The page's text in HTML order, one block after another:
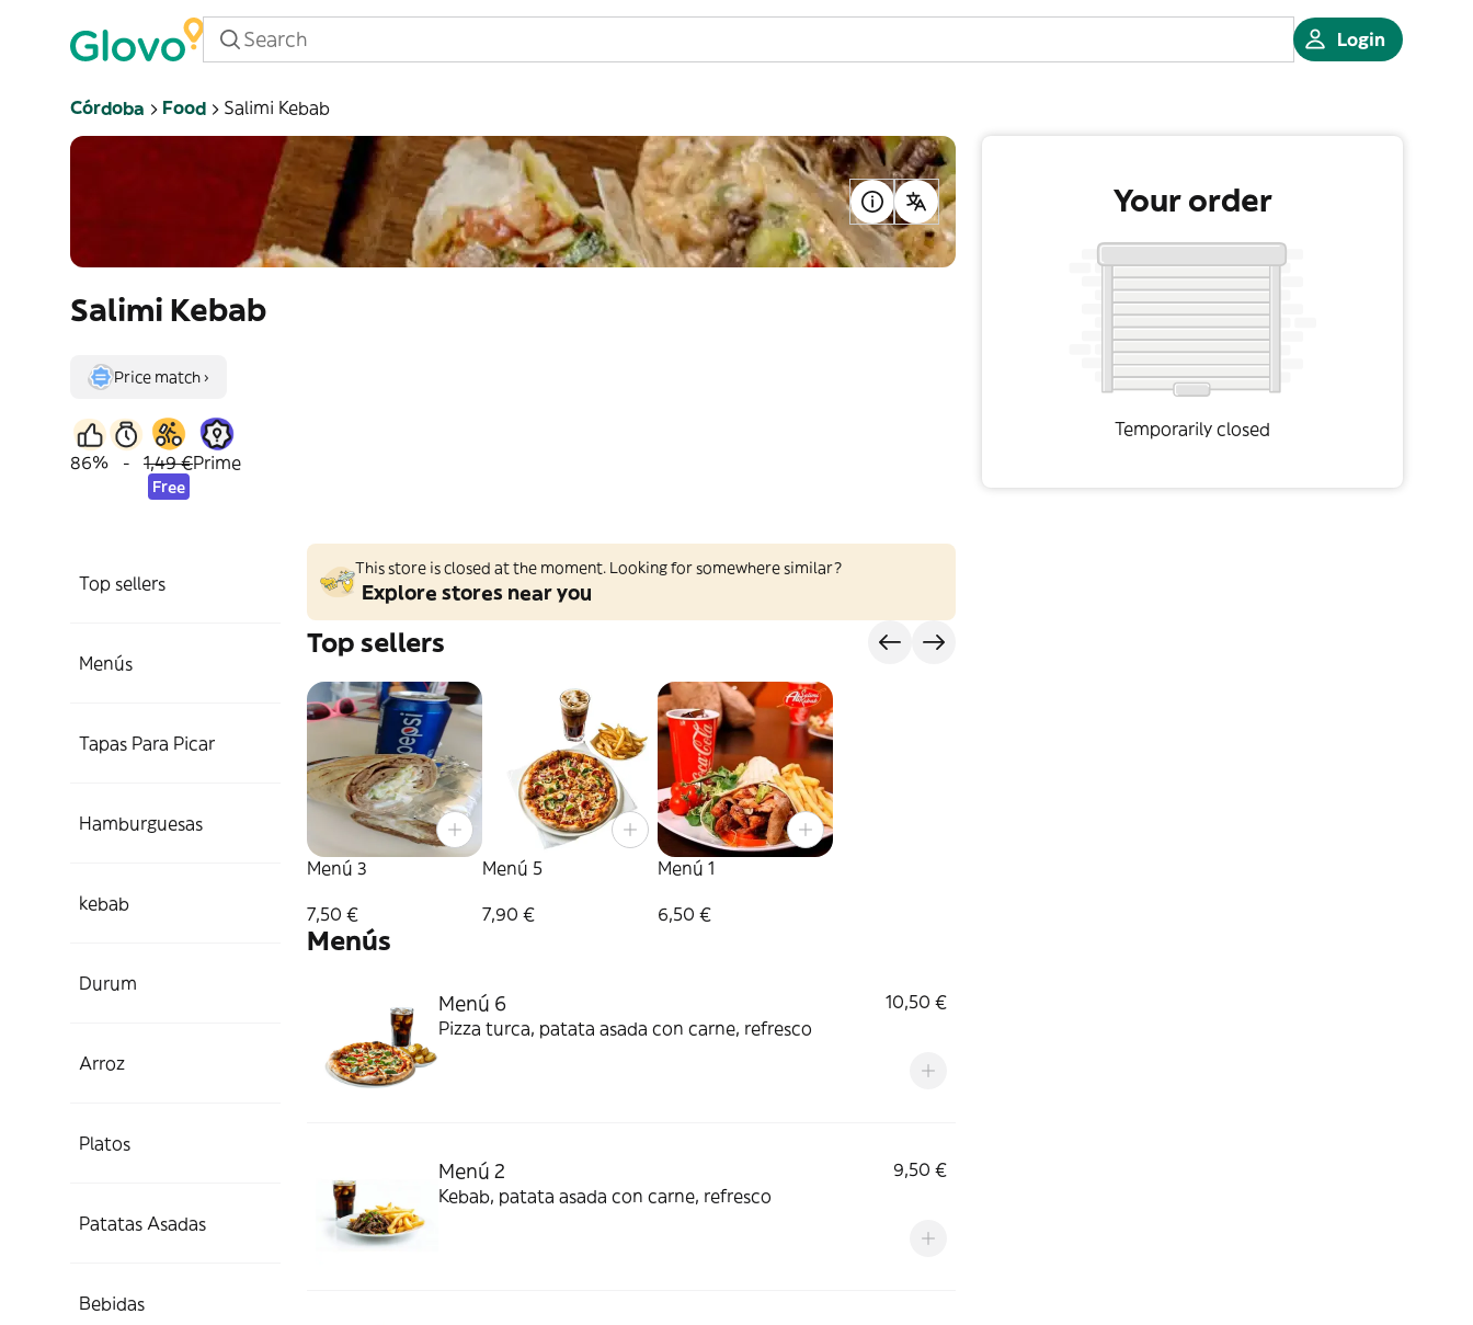
Login
Córdoba Food Salimi Kebab
Salimi Kebab
Price match ›
86% - 1,49 €
Free
Prime
Top sellers
Menús
Tapas Para Picar
Hamburguesas
kebab
Durum
Arroz
Platos
Patatas Asadas
Bebidas
This store is closed at the moment. Looking for somewhere similar?
Explore stores near you
Top sellers
Menú 3
7,50 €
Menú 5
7,90 €
Menú 1
6,50 €
Menús
Menú 6
10,50 €
Pizza turca, patata asada con carne, refresco
Menú 2
9,50 €
Kebab, patata asada con carne, refresco
Your order
Temporarily closed